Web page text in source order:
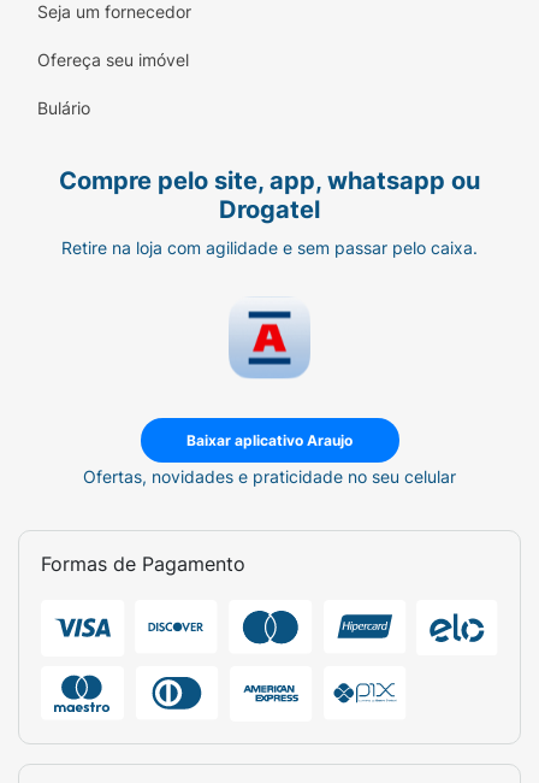
Seja um fornecedor
Ofereça seu imóvel
Bulário
Compre pelo site, app, whatsapp ou
Drogatel
Retire na loja com agilidade e sem passar pelo caixa.
Baixar aplicativo Araujo
Ofertas, novidades e praticidade no seu celular
Formas de Pagamento